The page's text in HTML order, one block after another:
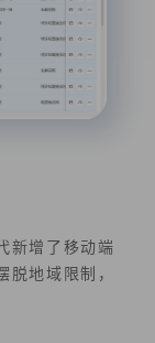
新增了移动端
脱地域限制，